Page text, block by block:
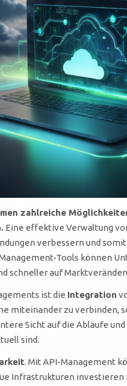
zahlreiche
Eine effektive Verwaltung
verbessern und
Tools können
schneller auf
ist die Integration
miteinander zu verbinden,
Sicht auf die Abläufe
sind.
. Mit API-Management
Infrastrukturen